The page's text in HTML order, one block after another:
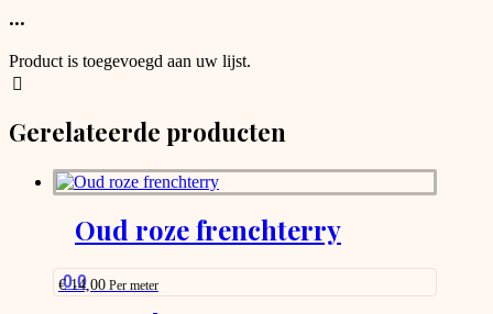
...
Product is toegevoegd aan uw lijst.
Gerelateerde producten
Oud roze frenchterry
0.0
€14,00 Per meter